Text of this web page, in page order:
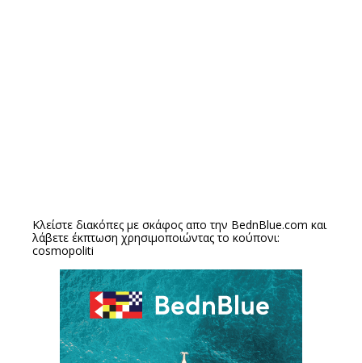
Κλείστε διακόπες με σκάφος απο την BednBlue.com και
λάβετε έκπτωση χρησιμοποιώντας το κούπονι:
cosmopoliti